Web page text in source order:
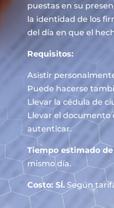
puestas en su
la identidad de los
del día en que el
Requisitos:
Asistir
Puede hacerse
Llevar la cédula de
Llevar el documento
autenticar.
Tiempo estimado
mismo día.
Costo: SÍ.Según